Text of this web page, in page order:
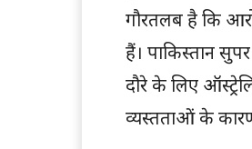
गौरतलब है कि
हैं। पाकिस्तान
दौरे के लिए
व्यस्तताओं के